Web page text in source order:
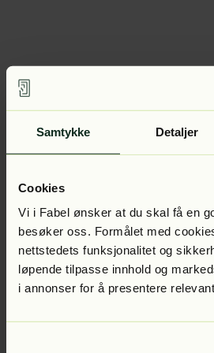
Samtykke Detaljer
Cookies
Vi i Fabel ønsker at du skal få en
besøker oss. Formålet med
nettstedets funksjonalitet og
løpende tilpasse innhold og
i annonser for å presentere